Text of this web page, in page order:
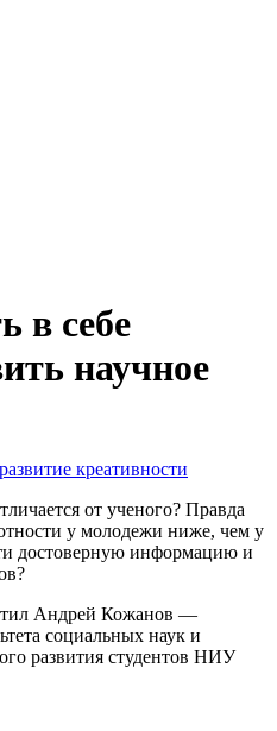
в себе
научное
креативности
от ученого? Правда
у молодежи ниже, чем у
достоверную информацию и
Андрей Кожанов —
социальных наук и
развития студентов НИУ